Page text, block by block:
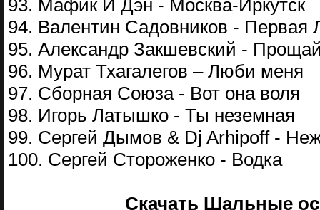
93. Мафик И Дэн - Москва-Иркутск
94. Валентин Садовников - Первая
95. Александр Закшевский -
96. Мурат Тхагалегов – Люби меня
97. Сборная Союза - Вот она воля
98. Игорь Латышко - Ты неземная
99. Сергей Дымов & Dj Arhipoff -
100. Сергей Стороженко - Водка
Скачать Шальные